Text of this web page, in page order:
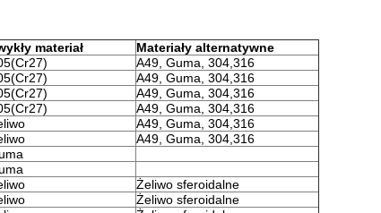
materiał
Materiały alternatywne
A49, Guma, 304,316
A49, Guma, 304,316
A49, Guma, 304,316
A49, Guma, 304,316
A49, Guma, 304,316
A49, Guma, 304,316
Żeliwo sferoidalne
Żeliwo sferoidalne